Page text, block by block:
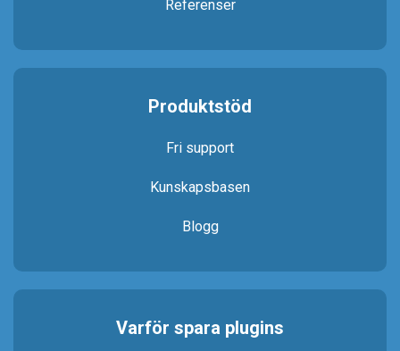
Referenser
Produktstöd
Fri support
Kunskapsbasen
Blogg
Varför spara plugins